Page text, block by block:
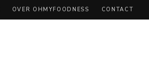
OVER OHMYFOODNESS CONTACT